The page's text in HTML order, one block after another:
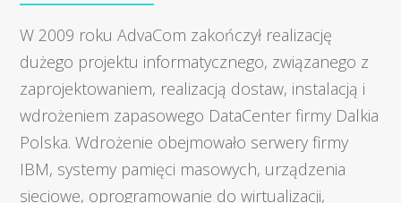
W 2009 roku AdvaCom zakończył realizację
dużego projektu informatycznego, związanego z
zaprojektowaniem, realizacją dostaw, instalacją i
wdrożeniem zapasowego DataCenter firmy Dalkia
Polska. Wdrożenie obejmowało serwery firmy
IBM, systemy pamięci masowych, urządzenia
sieciowe, oprogramowanie do wirtualizacji,